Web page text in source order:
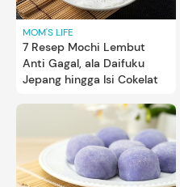
MOM'S LIFE
7 Resep Mochi Lembut
Anti Gagal, ala Daifuku
Jepang hingga Isi Cokelat